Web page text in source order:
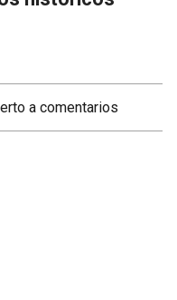
a comentarios